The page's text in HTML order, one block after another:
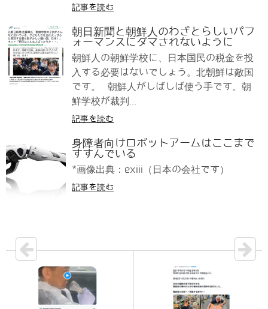
記事を読む
朝日新聞と朝鮮人のわざとらしいパフ
ォーマンスにダマされないように
朝鮮人の朝鮮学校に、日本国民の税金を投
入する必要はないでしょう。北朝鮮は敵国
です。 朝鮮人がしばしば使う手です。朝
鮮学校が裁判...
記事を読む
身障者向けロボットアームはここまで
すすんでいる
*画像出典：exiii（日本の会社です）
記事を読む